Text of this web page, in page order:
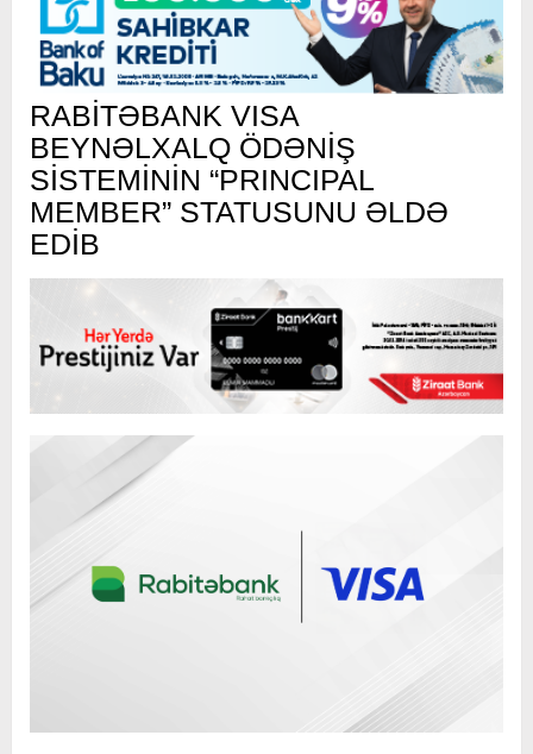
RABİTƏBANK VISA
BEYNƏLXALQ ÖDƏNİŞ
SİSTEMİNİN “PRINCIPAL
MEMBER” STATUSUNU ƏLDƏ
EDİB